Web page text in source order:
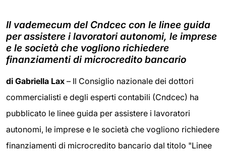
Il vademecum del Cndcec con le linee guida
per assistere i lavoratori autonomi, le imprese
e le società che vogliono richiedere
finanziamenti di microcredito bancario
di Gabriella Lax – Il Consiglio nazionale dei dottori
commercialisti e degli esperti contabili (Cndcec) ha
pubblicato le linee guida per assistere i lavoratori
autonomi, le imprese e le società che vogliono richiedere
finanziamenti di microcredito bancario dal titolo "Linee